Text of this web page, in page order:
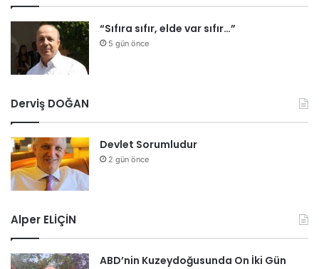
“Sıfıra sıfır, elde var sıfır…”
5 gün önce
Derviş DOĞAN
Devlet Sorumludur
2 gün önce
Alper ELİÇİN
ABD’nin Kuzeydoğusunda On İki Gün